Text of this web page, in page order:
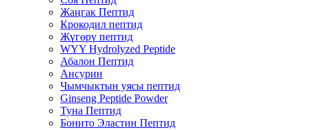
Жаңгак Пептид
Крокодил пептид
Жүгөрү пептид
WYY Hydrolyzed Peptide
Абалон Пептид
Ансурин
Чымчыктын уясы пептид
Ginseng Peptide Powder
Туна Пептид
Бонито Эластин Пептид